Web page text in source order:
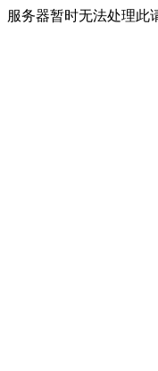
服务器暂时无法处理此